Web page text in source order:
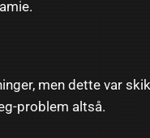
men dette var
problem altså.